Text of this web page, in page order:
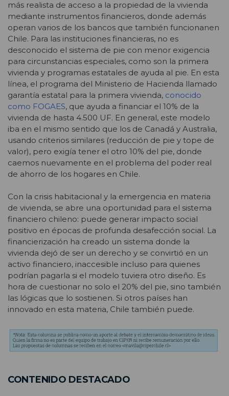
más realista de acceso a la propiedad de la vivienda
mediante instrumentos financieros, donde además
operan varios de los bancos que también funcionanen
Chile. Para las instituciones financieras, no es
desconocido el sistema de pie con menor exigencia
para circunstancias especiales, como son la primera
vivienda y programas estatales de ayuda al pie. En esta
línea, el programa del Ministerio de Hacienda llamado
garantía estatal para la primera vivienda, conocido
como FOGAES, que ayuda a financiar el 10% de la
vivienda de hasta 4.500 UF. En general, este modelo
iba en el mismo sentido que los de Canadá y Australia,
usando criterios similares (reducción de pie y tope de
valor), pero exigía tener el otro 10% del pie, donde
caemos nuevamente en el problema del poder real
de ahorro de los hogares en Chile.
Con la crisis habitacional y la emergencia en materia
de vivienda, se abre una oportunidad para el sistema
financiero chileno: puede generar impacto social
positivo en épocas de profunda desafección social. La
financierización ha creado un sistema donde la
vivienda dejó de ser un derecho y se convirtió en un
activo financiero, inaccesible incluso para quienes
podrían pagarla si el modelo tuviera otro diseño. Es
hora de cuestionar no solo el 20% del pie, sino también
las lógicas que lo sostienen. Si otros países han
innovado en esta materia, Chile también puede.
CONTENIDO DESTACADO